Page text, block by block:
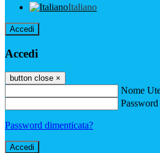
Italiano
Accedi
Accedi
button close ×
Nome
Password
Password dimenticata?